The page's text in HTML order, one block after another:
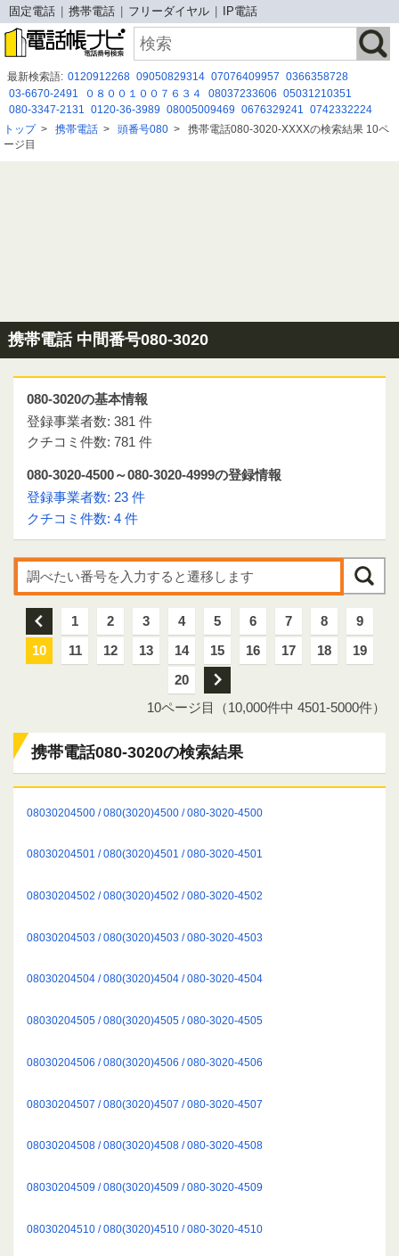
固定電話 携帯電話 フリーダイヤル IP電話
最新検索語: 0120912268 09050829314 07076409957 0366358728
03-6670-2491
０８００１００７６３４ 08037233606 05031210351
080-3347-2131 0120-36-3989 08005009469 0676329241 0742332224
05030333806 05058031490 0120499229 0120 360 650 0800 300 9840
09055327171
トップ> 携帯電話 > 頭番号080 > 携帯電話080-3020-XXXXの検索結果 10ペ
ージ目
携帯電話 中間番号080-3020
080-3020の基本情報
登録事業者数: 381 件
クチコミ件数: 781 件
080-3020-4500～080-3020-4999の登録情報
登録事業者数: 23 件
クチコミ件数: 4 件
前 1 2 3 4 5 6 7 8
9
10
11 12 13 14 15 16 17 18
19
20
次
10ページ目（10,000件中 4501-5000件）
携帯電話080-3020の検索結果
08030204500 / 080(3020)4500 / 080-3020-4500
08030204501 / 080(3020)4501 / 080-3020-4501
08030204502 / 080(3020)4502 / 080-3020-4502
08030204503 / 080(3020)4503 / 080-3020-4503
08030204504 / 080(3020)4504 / 080-3020-4504
08030204505 / 080(3020)4505 / 080-3020-4505
08030204506 / 080(3020)4506 / 080-3020-4506
08030204507 / 080(3020)4507 / 080-3020-4507
08030204508 / 080(3020)4508 / 080-3020-4508
08030204509 / 080(3020)4509 / 080-3020-4509
08030204510 / 080(3020)4510 / 080-3020-4510